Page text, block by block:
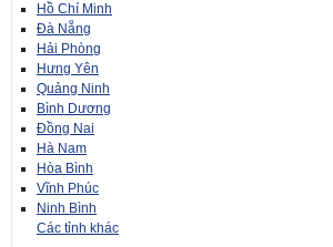
Hồ Chí Minh
Đà Nẵng
Hải Phòng
Hưng Yên
Quảng Ninh
Bình Dương
Đồng Nai
Hà Nam
Hòa Bình
Vĩnh Phúc
Ninh Bình
Các tỉnh khác